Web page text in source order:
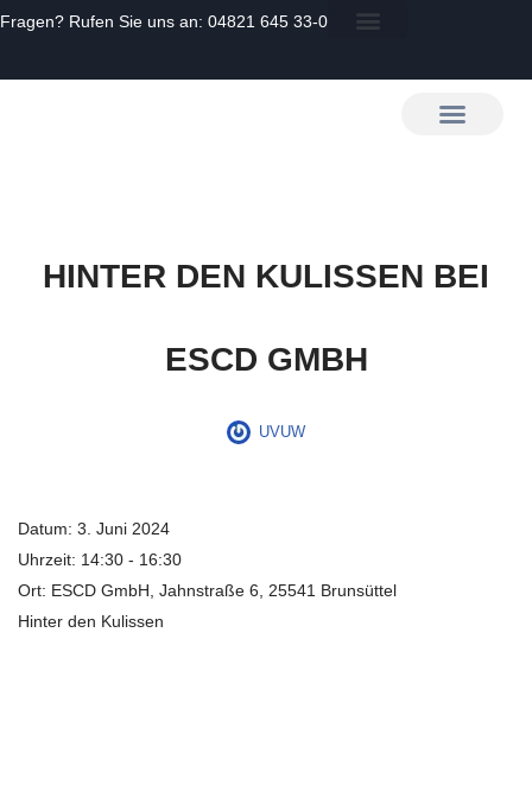
Fragen? Rufen Sie uns an: 04821 645 33-0
HINTER DEN KULISSEN BEI
ESCD GMBH
UVUW
Datum: 3. Juni 2024
Uhrzeit: 14:30 - 16:30
Ort: ESCD GmbH, Jahnstraße 6, 25541 Brunsüttel
Hinter den Kulissen